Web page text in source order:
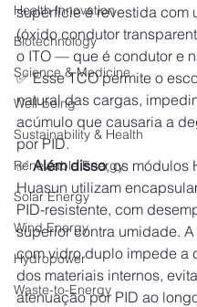
Health Innovation
Biotechnology
Science & Medicine
Well-being
Sustainability & Health
Renewable Energy
Solar Energy
Wind Energy
Hydropower
Waste-to-Energy
superfície é revestida com
(óxido condutor
o ITO — que é condutor e
✅ Esse TCO permite o
natural das cargas,
acúmulo que causaria a
por PID.
✅ Além disso, os módulos
Huasun utilizam
PID-resistente, com
superior contra umidade. A
com vidro duplo impede a
dos materiais internos,
atenuação por PID ao